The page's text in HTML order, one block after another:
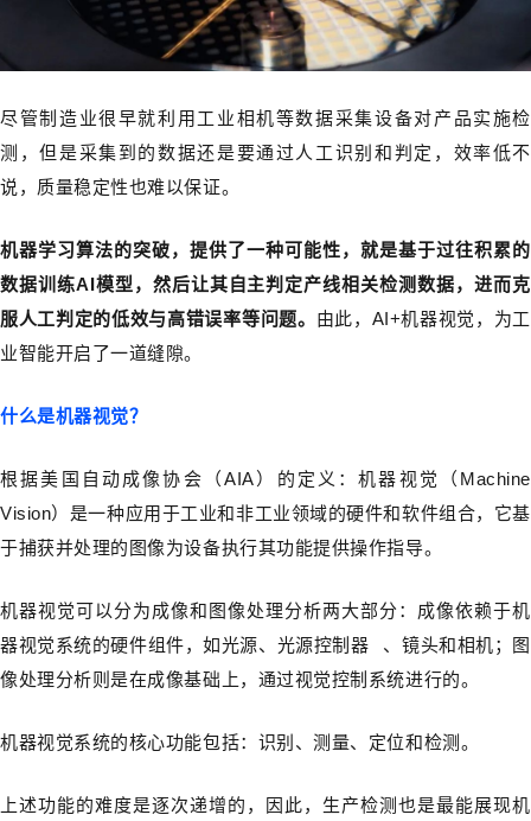
尽管制造业很早就利用工业相机等数据采集设备对产品实施检
测，但是采集到的数据还是要通过人工识别和判定，效率低不
说，质量稳定性也难以保证。
机器学习算法的突破，提供了一种可能性，就是基于过往积累的
数据训练AI模型，然后让其自主判定产线相关检测数据，进而克
服人工判定的低效与高错误率等问题。 由此，AI+机器视觉，为工
业智能开启了一道缝隙。
什么是机器视觉？
根据美国自动成像协会（AIA）的定义：机器视觉（Machine
Vision）是一种应用于工业和非工业领域的硬件和软件组合，它基
于捕获并处理的图像为设备执行其功能提供操作指导。
机器视觉可以分为成像和图像处理分析两大部分：成像依赖于机
器视觉系统的硬件组件，如光源、 光源控制器
、镜头和相机；图
像处理分析则是在成像基础上，通过视觉控制系统进行的。
机器视觉系统的核心功能包括：识别、测量、定位和检测。
上述功能的难度是逐次递增的，因此，生产检测也是最能展现机